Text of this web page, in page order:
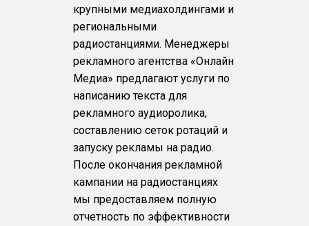
крупными медиахолдингами и
региональными
радиостанциями. Менеджеры
рекламного агентства «Онлайн
Медиа» предлагают услуги по
написанию текста для
рекламного аудиоролика,
составлению сеток ротаций и
запуску рекламы на радио.
После окончания рекламной
кампании на радиостанциях
мы предоставляем полную
отчетность по эффективности